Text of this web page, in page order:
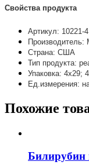
Свойства продукта
Артикул: 10221-4
Производитель:
Страна: США
Тип продукта:
Упаковка: 4х29;
Ед.измерения:
Похожие
Билирубин